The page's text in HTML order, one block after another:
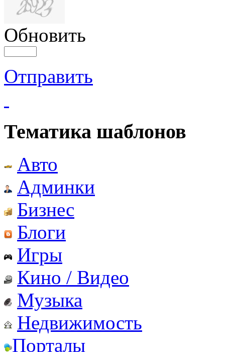
Обновить
Отправить
Тематика шаблонов
Авто
Админки
Бизнес
Блоги
Игры
Кино / Видео
Музыка
Недвижимость
Порталы